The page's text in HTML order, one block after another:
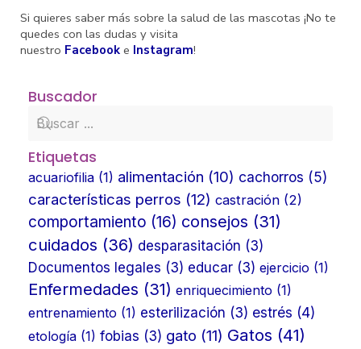
Si quieres saber más sobre la salud de las mascotas ¡No te
quedes con las dudas y visita
nuestro Facebook e Instagram!
Buscador
Etiquetas
acuariofilia (1) alimentación (10) cachorros (5)
características perros (12) castración (2)
comportamiento (16) consejos (31)
cuidados (36) desparasitación (3)
Documentos legales (3) educar (3) ejercicio (1)
Enfermedades (31) enriquecimiento (1)
entrenamiento (1) esterilización (3) estrés (4)
etología (1) fobias (3) gato (11) Gatos (41)